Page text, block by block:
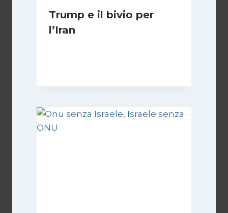
Trump e il bivio per
l’Iran